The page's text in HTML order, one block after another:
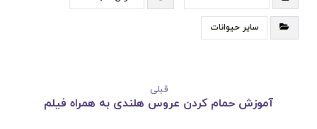
سایر حیوانات
قبلی
آموزش حمام کردن عروس هلندی به همراه فیلم